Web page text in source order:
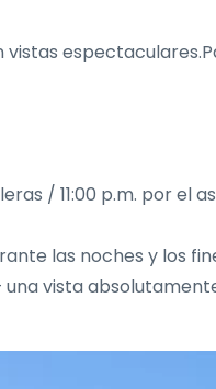
/ 11:00 p.m. por el
las noches y los
vista